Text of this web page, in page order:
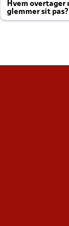
Hvem overtager
glemmer sit
altid til efter